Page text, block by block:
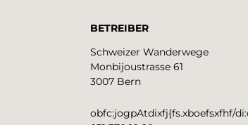
BETREIBER
Schweizer Wanderwege
Monbijoustrasse 61
3007 Bern
obfc:jogpAtdixfj{fs.xboefsxfhf/